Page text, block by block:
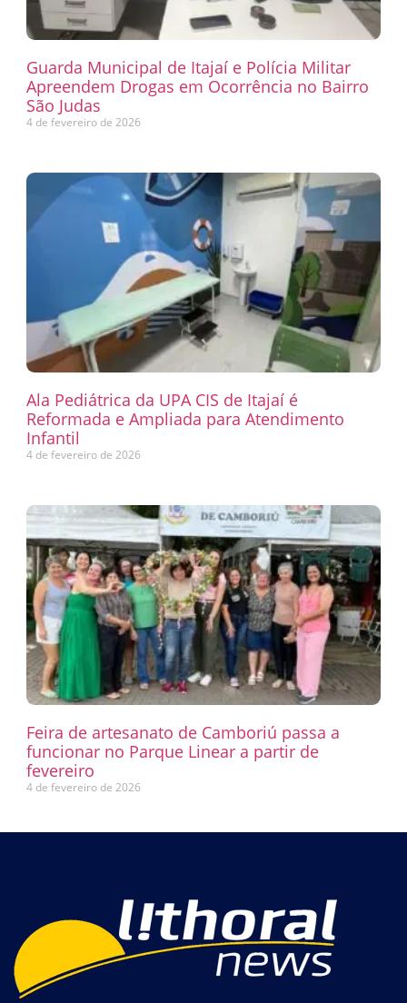
Guarda Municipal de Itajaí e Polícia Militar
Apreendem Drogas em Ocorrência no Bairro
São Judas
4 de fevereiro de 2026
Ala Pediátrica da UPA CIS de Itajaí é
Reformada e Ampliada para Atendimento
Infantil
4 de fevereiro de 2026
Feira de artesanato de Camboriú passa a
funcionar no Parque Linear a partir de
fevereiro
4 de fevereiro de 2026